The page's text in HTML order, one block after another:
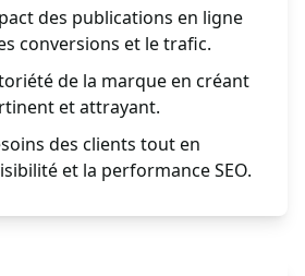
des publications en ligne
conversions et le trafic.
de la marque en créant
et attrayant.
des clients tout en
et la performance SEO.